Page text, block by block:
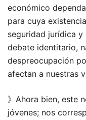
económico
para cuya
seguridad jurídica
debate identitario,
despreocupación
afectan a nuestras
》Ahora bien, este
jóvenes; nos